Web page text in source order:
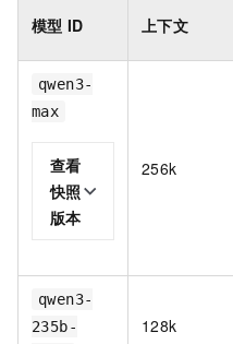
模型 ID 上下文
qwen3-
max
查看
快照
版本
256k
qwen3-
235b-
128k